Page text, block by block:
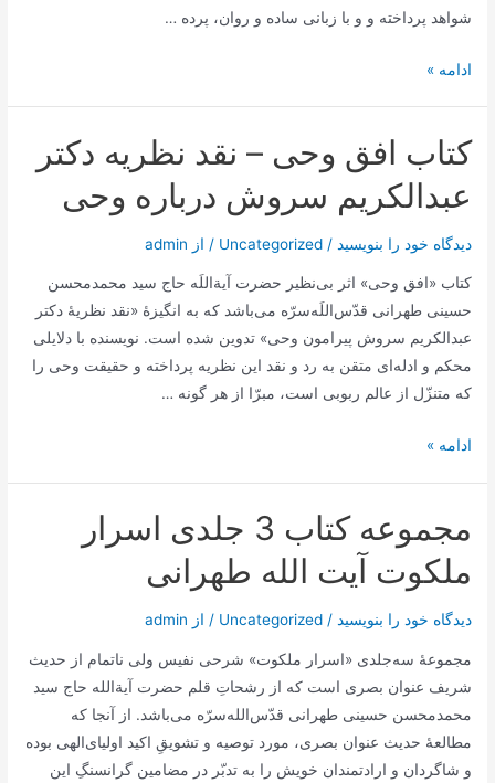
شواهد پرداخته و و با زبانی ساده و روان، پرده …
کتاب
در
افعال
اولیاء
الهی
–
آیت
الله
ادامه »
کتاب افق وحی – نقد نظريه دکتر
عبدالكريم سروش درباره وحى
دیدگاه‌ خود را بنویسید /
Uncategorized / از admin
کتاب «افق وحی» اثر بی‌نظیر حضرت آیة‌اللَه حاج سید محمدمحسن
حسینی طهرانی قدّس‌اللَه‌سرّه می‌باشد که به انگیزۀ «نقد نظریۀ دکتر
عبدالکریم سروش پیرامون وحی» تدوین شده است. نویسنده با دلایلی
محکم و ادله‌ای متقن به رد و نقد این نظریه پرداخته و حقیقت وحی را
که متنزّل از عالم ربوبی است، مبرّا از هر گونه …
کتاب
–
نظريه
دکتر
سروش
درباره
وحى
ادامه »
مجموعه کتاب 3 جلدی اسرار
ملکوت آیت الله طهرانی
دیدگاه‌ خود را بنویسید /
Uncategorized / از admin
مجموعۀ سه‌جلدی «اسرار ملکوت» شرحی نفیس ولی ناتمام از حدیث
شریف عنوان بصری است که از رشحاتِ قلم حضرت آیة‌الله حاج سید
محمدمحسن حسینی طهرانی قدّس‌الله‌سرّه می‌باشد. از آنجا که
مطالعۀ حدیث عنوان بصری، مورد توصیه و تشویقِ اکید اولیای‌الهی بوده
و شاگردان و ارادتمندان خویش را به تدبّر در مضامین گرانسنگِ این